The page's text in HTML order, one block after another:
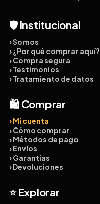
🛡️ Institucional
› Somos
› ¿Por qué comprar aquí?
› Compra segura
› Testimonios
› Tratamiento de datos
🛍️ Comprar
› Mi cuenta
› Cómo comprar
› Métodos de pago
› Envíos
› Garantías
› Devoluciones
⭐ Explorar